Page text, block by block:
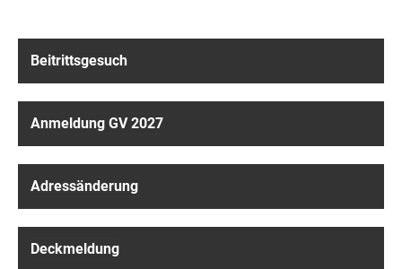
Beitrittsgesuch
Anmeldung GV 2027
Adressänderung
Deckmeldung